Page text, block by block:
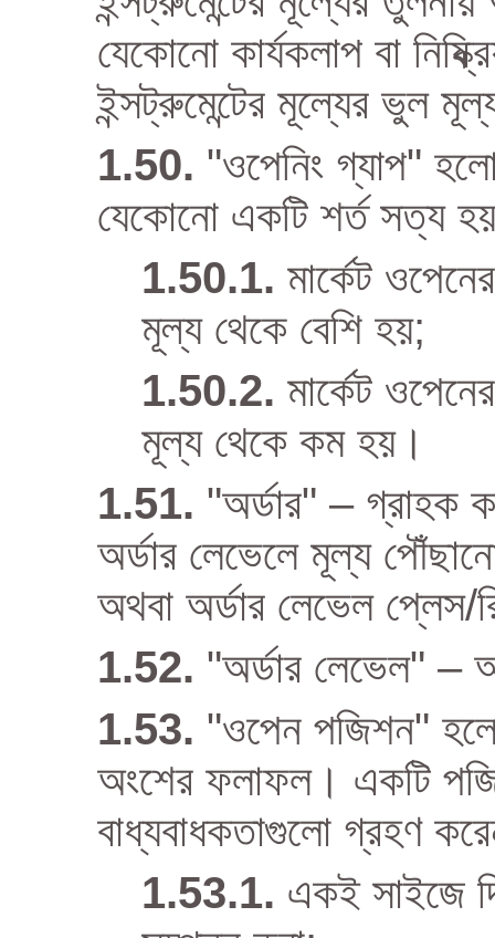
যেকোনো কার্যকলাপ বা
ইন্সট্রুমেন্টের মূল্যের ভুল
"ওপেনিং গ্যাপ"
যেকোনো একটি শর্ত সত্য
মার্কেট
মূল্য থেকে বেশি হয়;
মার্কেট
মূল্য থেকে কম হয়।
"অর্ডার" – গ্রাহক
অর্ডার লেভেলে মূল্য
অথবা অর্ডার লেভেল
"অর্ডার লেভেল" –
"ওপেন পজিশন"
অংশের ফলাফল। একটি
বাধ্যবাধকতাগুলো গ্রহণ
একই সাইজে